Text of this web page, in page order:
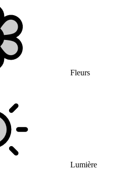
Fleurs
Lumière